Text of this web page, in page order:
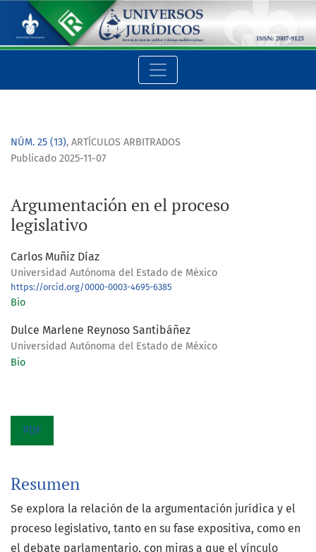
Argumentación en el proceso legislativo
NÚM. 25 (13), ARTÍCULOS ARBITRADOS
Argumentación en el proceso
legislativo
Publicado 2025-11-07
Carlos Muñiz Díaz
Universidad Autónoma del Estado de México
https://orcid.org/0000-0003-4695-6385
Bio
Dulce Marlene Reynoso Santibáñez
Universidad Autónoma del Estado de México
Bio
PDF
Resumen
Se explora la relación de la argumentación jurídica y el
proceso legislativo, tanto en su fase expositiva, como en
el debate parlamentario, con miras a que el vínculo